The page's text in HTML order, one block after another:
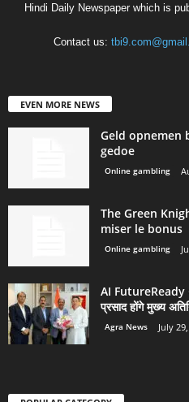
Hindi Daily Newspaper which is
Contact us:
EVEN MORE NEWS
Geld opnemen
gedoe
Online gambling
The Green
miser le bonus
Online gambling
AI FutureReady
प्रसाद होंगे मुख्य
Agra News July